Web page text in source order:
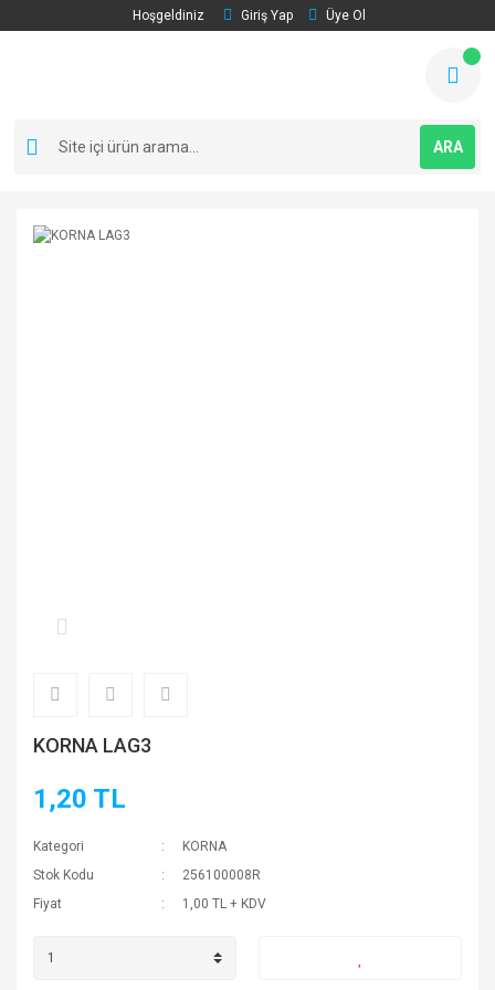
Hoşgeldiniz Giriş Yap Üye Ol
ARA
KORNA LAG3
1,20 TL
Kategori
KORNA
Stok Kodu
256100008R
Fiyat
1,00 TL + KDV